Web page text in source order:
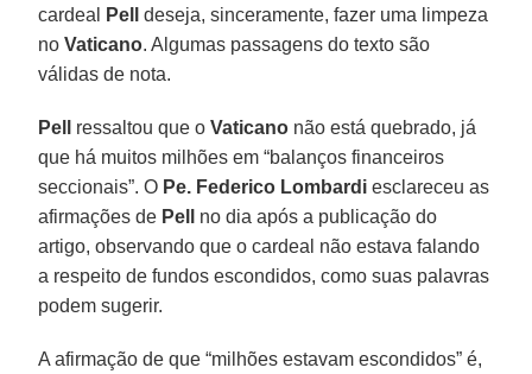
cardeal Pell
deseja, sinceramente, fazer uma limpeza
noVaticano. Algumas passagens do texto são
válidas de nota.
Pell ressaltou que o Vaticano não está quebrado, já
que há muitos milhões em “balanços financeiros
seccionais”. O Pe. Federico Lombardi esclareceu as
afirmações de Pell
no dia após a publicação do
artigo, observando que o cardeal não estava falando
a respeito de fundos escondidos, como suas palavras
podem sugerir.
A afirmação de que “milhões estavam escondidos” é,